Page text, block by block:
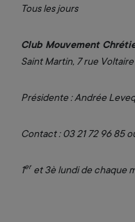
Tous les jours
Club Mouvement
Saint Martin, 7 rue Voltaire
Présidente : Andrée
Contact : 03 21 72 96 85
1eret 3è lundi de chaque